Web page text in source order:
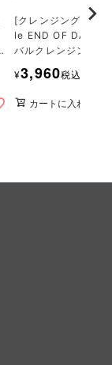
[クレンジング] smi-
le END OF DAY ハ
バルクレンジングオ
ル 100ml
¥3,960税込
カートに入れる